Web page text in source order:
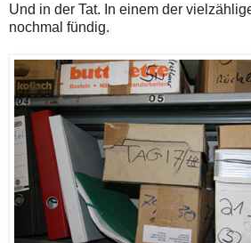
Und in der Tat. In einem der
nochmal fündig.